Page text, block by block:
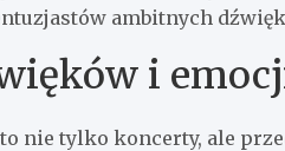
ambitnych
i
nie tylko koncerty, ale